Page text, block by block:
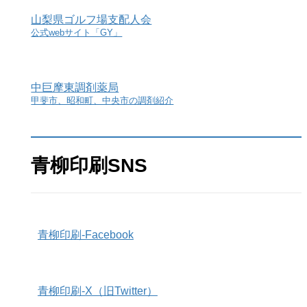
山梨県ゴルフ場支配人会
公式webサイト「GY」
中巨摩東調剤薬局
甲斐市、昭和町、中央市の調剤紹介
青柳印刷SNS
青柳印刷-Facebook
青柳印刷-X（旧Twitter）